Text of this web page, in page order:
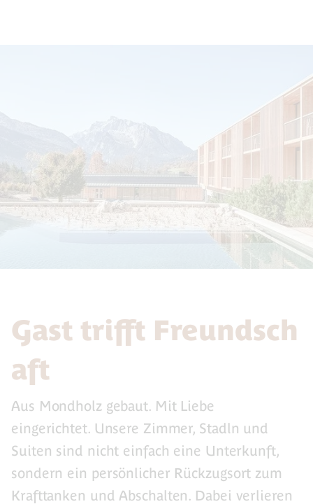
Gast trifft Freundsch
aft
Aus Mondholz gebaut. Mit Liebe
eingerichtet. Unsere Zimmer, Stadln und
Suiten sind nicht einfach eine Unterkunft,
sondern ein persönlicher Rückzugsort zum
Krafttanken und Abschalten. Dabei verlieren